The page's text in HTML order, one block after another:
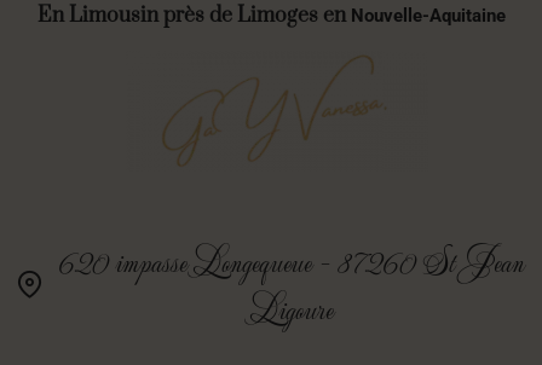
En Limousin près de Limoges en Nouvelle-Aquitaine
Cure de bien Être en Haute-Vienne
620 impasse Longequeue - 87260 St Jean
Ligoure